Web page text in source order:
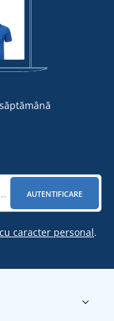
AUTENTIFICARE
caracter personal.